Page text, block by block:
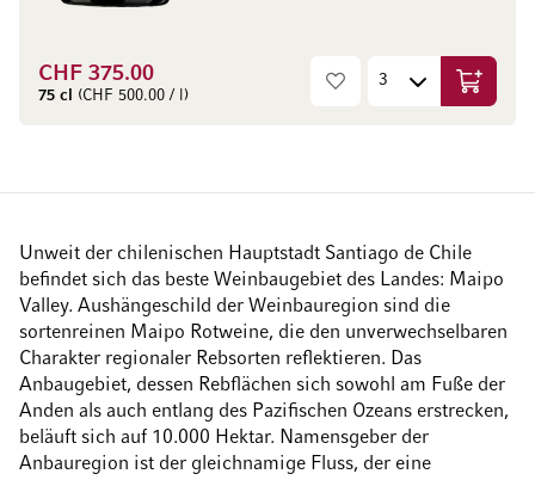
CHF 375.00
75 cl (CHF 500.00 / l) In den
Unweit der chilenischen Hauptstadt Santiago de Chile
befindet sich das beste Weinbaugebiet des Landes: Maipo
Valley. Aushängeschild der Weinbauregion sind die
sortenreinen Maipo Rotweine, die den unverwechselbaren
Charakter regionaler Rebsorten reflektieren. Das
Anbaugebiet, dessen Rebflächen sich sowohl am Fuße der
Anden als auch entlang des Pazifischen Ozeans erstrecken,
beläuft sich auf 10.000 Hektar. Namensgeber der
Anbauregion ist der gleichnamige Fluss, der eine